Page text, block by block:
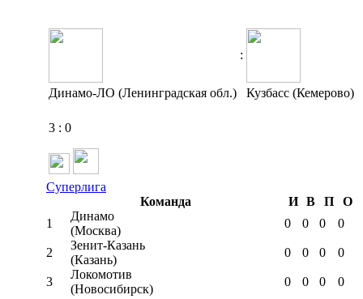
:
Динамо-ЛО (Ленинградская обл.) Кузбасс (Кемерово)
3 : 0
Суперлига
Команда
И В П
О
1
Динамо
(Москва)
0 0 0 0
2
Зенит-Казань
(Казань)
0 0 0 0
3
Локомотив
(Новосибирск)
0 0 0 0